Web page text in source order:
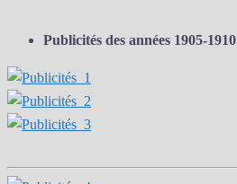
Publicités des années 1905-1910